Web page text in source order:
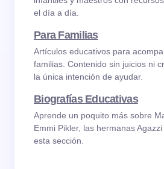
el día a día.
Para Familias
Artículos educativos para
familias. Contenido sin juicios ni
la única intención de ayudar.
Biografías Educativas
Aprende un poquito más sobre
Emmi Pikler, las hermanas
esta sección.